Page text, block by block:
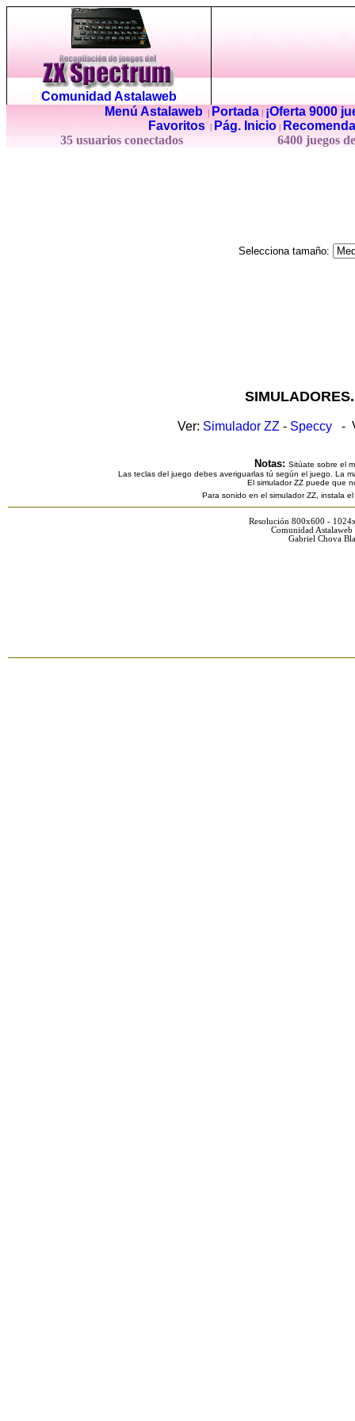
Comunidad Astalaweb
Menú Astalaweb| Portada|
¡Oferta 9000
Favoritos
Pág. Inicio
35 usuarios conectados
6400 juegos
Selecciona tamaño:
Ver: Simulador ZZ - Speccy -
Notas: Sitúate sobre el
Las teclas del juego debes averiguarlas tú según el juego. La
El simulador ZZ puede que
Para sonido en el simulador ZZ, instala
Resolución 800x600 -
Comunidad
Gabriel Chova